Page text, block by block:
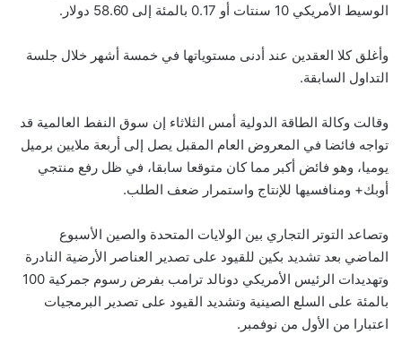
الوسيط الأمريكي 10 سنتات أو 0.17 بالمئة إلى 58.60 دولار.
وأغلق كلا العقدين عند أدنى مستوياتها في خمسة أشهر خلال جلسة
التداول السابقة.
وقالت وكالة الطاقة الدولية أمس الثلاثاء إن سوق النفط العالمية قد
تواجه فائضا في المعروض العام المقبل يصل إلى أربعة ملايين برميل
يوميا، وهو فائض أكبر مما كان متوقعا سابقا، في ظل رفع منتجي
أوبك+ ومنافسيها للإنتاج واستمرار ضعف الطلب.
وتصاعد التوتر التجاري بين الولايات المتحدة والصين الأسبوع
الماضي بعد تشديد بكين للقيود على تصدير العناصر الأرضية النادرة
وتهديدات الرئيس الأمريكي دونالد ترامب بفرض رسوم جمركية 100
بالمئة على السلع الصينية وتشديد القيود على تصدير البرمجيات
اعتبارا من الأول من نوفمبر.